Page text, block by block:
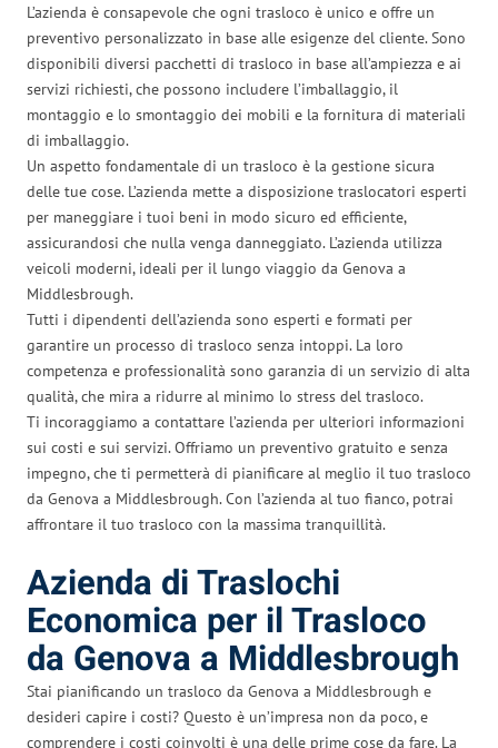
L’azienda è consapevole che ogni trasloco è unico e offre un
preventivo personalizzato in base alle esigenze del cliente. Sono
disponibili diversi pacchetti di trasloco in base all’ampiezza e ai
servizi richiesti, che possono includere l’imballaggio, il
montaggio e lo smontaggio dei mobili e la fornitura di materiali
di imballaggio.
Un aspetto fondamentale di un trasloco è la gestione sicura
delle tue cose. L’azienda mette a disposizione traslocatori esperti
per maneggiare i tuoi beni in modo sicuro ed efficiente,
assicurandosi che nulla venga danneggiato. L’azienda utilizza
veicoli moderni, ideali per il lungo viaggio da Genova a
Middlesbrough.
Tutti i dipendenti dell’azienda sono esperti e formati per
garantire un processo di trasloco senza intoppi. La loro
competenza e professionalità sono garanzia di un servizio di alta
qualità, che mira a ridurre al minimo lo stress del trasloco.
Ti incoraggiamo a contattare l’azienda per ulteriori informazioni
sui costi e sui servizi. Offriamo un preventivo gratuito e senza
impegno, che ti permetterà di pianificare al meglio il tuo trasloco
da Genova a Middlesbrough. Con l’azienda al tuo fianco, potrai
affrontare il tuo trasloco con la massima tranquillità.
Azienda di Traslochi
Economica per il Trasloco
da Genova a Middlesbrough
Stai pianificando un trasloco da Genova a Middlesbrough e
desideri capire i costi? Questo è un’impresa non da poco, e
comprendere i costi coinvolti è una delle prime cose da fare. La